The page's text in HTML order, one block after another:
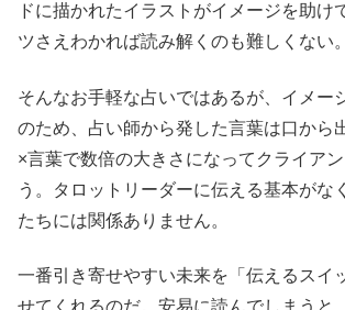
ドに描かれたイラストがイメージを助け
ツさえわかれば読み解くのも難しくない。
そんなお手軽な占いではあるが、イメー
のため、占い師から発した言葉は口から
×言葉で数倍の大きさになってクライア
う。タロットリーダーに伝える基本がな
たちには関係ありません。
一番引き寄せやすい未来を「伝えるスイ
せてくれるのだ。安易に読んでしまうと